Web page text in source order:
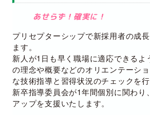
あせらず！確実に！
プリセプターシップで新採用者の成
ます。
新人が1日も早く職場に適応できるよ
の理念や概要などのオリエンテーシ
な技術指導と習得状況のチェックを行
新卒指導委員会が1年間個別に関わり
アップを支援いたします。